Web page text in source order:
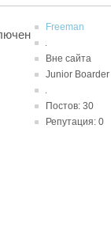
Freeman
Вне сайта
Junior Boarder
Постов: 30
Репутация: 0